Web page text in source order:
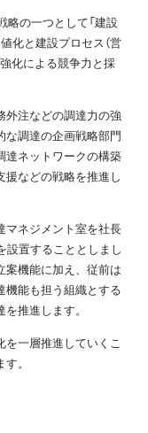
の一つとして「建設
化と建設プロセス（営
化による競争力と採
外注などの調達力の強
な調達の企画戦略部門
達ネットワークの構築
などの戦略を推進し
マネジメント室を社長
設置することとしまし
案機能に加え、従前は
機能も担う組織とする
推進します。
を一層推進していくこ
。